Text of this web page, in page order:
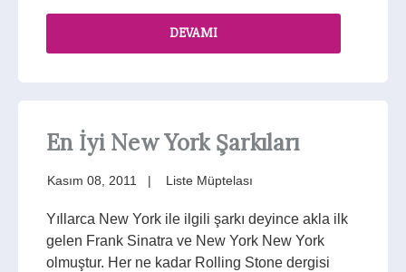
DEVAMI
En İyi New York Şarkıları
Kasım 08, 2011 Liste Müptelası
Yıllarca New York ile ilgili şarkı deyince akla ilk
gelen Frank Sinatra ve New York New York
olmuştur. Her ne kadar Rolling Stone dergisi